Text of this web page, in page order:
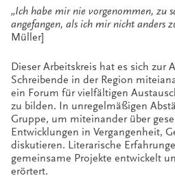
„Ich habe mir nie vorgenommen, zu
angefangen, als ich mir nicht anders
Müller]
Dieser Arbeitskreis hat es sich zur
Schreibende in der Region
ein Forum für vielfältigen
zu bilden. In unregelmäßigen
Gruppe, um miteinander über
Entwicklungen in Vergangenheit,
diskutieren. Literarische
gemeinsame Projekte entwickelt
erörtert.